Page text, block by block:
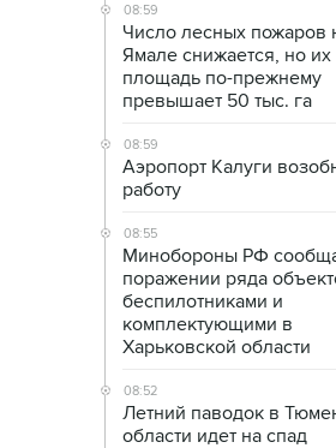
08:59
Число лесных пожаров
Ямале снижается, но их
площадь по-прежнему
превышает 50 тыс. га
08:59
Аэропорт Калуги
работу
08:55
Минобороны РФ
поражении ряда
беспилотниками и
комплектующими в
Харьковской области
08:52
Летний паводок в
области идет на спад